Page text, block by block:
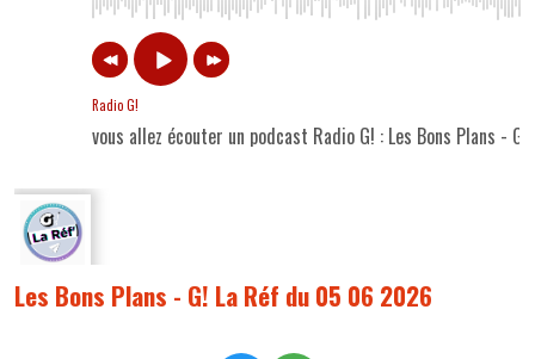
Radio G!
vous allez écouter un podcast Radio G! : Les Bons Plans -
Les Bons Plans - G! La Réf du 05 06 2026